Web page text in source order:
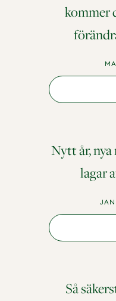
kommer
Nytt år,
lagar
Så